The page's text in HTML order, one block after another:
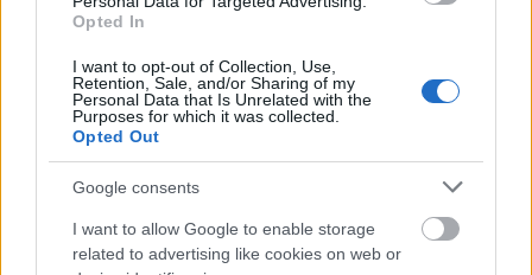
Opted In
I want to opt-out of Collection, Use,
Retention, Sale, and/or Sharing of my
Personal Data that Is Unrelated with the
Purposes for which it was collected.
Opted Out
Google consents
I want to allow Google to enable storage
related to advertising like cookies on web or
vezető út nem bizonyult elég átgondoltnak ahhoz,
események maradnak az utolsó percekre is: az
elkerülhetetlennek tűnő tragédia alakot önt és végre
valahára, sok-sok találgatás után megtudjuk, ki
kicsoda valójában. Rövid idő leforgása alatt két
csúcspontot is kapunk, de mintha ezek némileg
kioltanák egymást éppen azzal, hogy egy időben
zúdulnak ránk.